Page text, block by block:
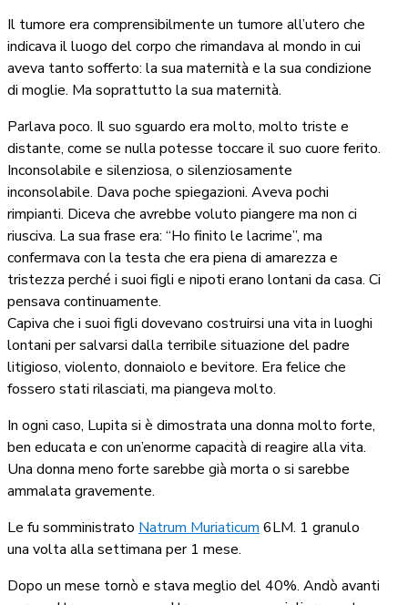
Il tumore era comprensibilmente un tumore all’utero che
indicava il luogo del corpo che rimandava al mondo in cui
aveva tanto sofferto: la sua maternità e la sua condizione
di moglie. Ma soprattutto la sua maternità.
Parlava poco. Il suo sguardo era molto, molto triste e
distante, come se nulla potesse toccare il suo cuore ferito.
Inconsolabile e silenziosa, o silenziosamente
inconsolabile. Dava poche spiegazioni. Aveva pochi
rimpianti. Diceva che avrebbe voluto piangere ma non ci
riusciva. La sua frase era: “Ho finito le lacrime”, ma
confermava con la testa che era piena di amarezza e
tristezza perché i suoi figli e nipoti erano lontani da casa. Ci
pensava continuamente.
Capiva che i suoi figli dovevano costruirsi una vita in luoghi
lontani per salvarsi dalla terribile situazione del padre
litigioso, violento, donnaiolo e bevitore. Era felice che
fossero stati rilasciati, ma piangeva molto.
In ogni caso, Lupita si è dimostrata una donna molto forte,
ben educata e con un’enorme capacità di reagire alla vita.
Una donna meno forte sarebbe già morta o si sarebbe
ammalata gravemente.
Le fu somministrato Natrum Muriaticum 6LM. 1 granulo
una volta alla settimana per 1 mese.
Dopo un mese tornò e stava meglio del 40%. Andò avanti